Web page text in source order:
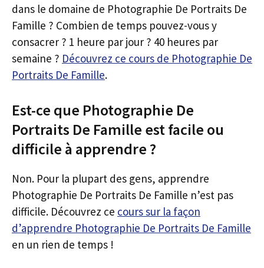
dans le domaine de Photographie De Portraits De
Famille ? Combien de temps pouvez-vous y
consacrer ? 1 heure par jour ? 40 heures par
semaine ? Découvrez ce cours de Photographie De
Portraits De Famille.
Est-ce que Photographie De
Portraits De Famille est facile ou
difficile à apprendre ?
Non. Pour la plupart des gens, apprendre
Photographie De Portraits De Famille n’est pas
difficile. Découvrez ce cours sur la façon
d’apprendre Photographie De Portraits De Famille
en un rien de temps !